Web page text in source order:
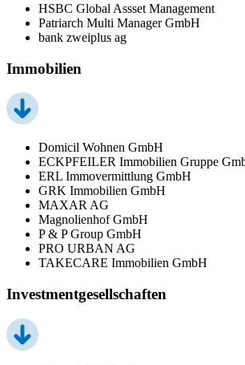
HSBC Global Assset Management
Patriarch Multi Manager GmbH
bank zweiplus ag
Immobilien
Domicil Wohnen GmbH
ECKPFEILER Immobilien Gruppe
ERL Immovermittlung GmbH
GRK Immobilien GmbH
MAXAR AG
Magnolienhof GmbH
P & P Group GmbH
PRO URBAN AG
TAKECARE Immobilien GmbH
Investmentgesellschaften